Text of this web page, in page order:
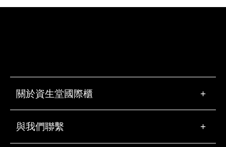
關於資生堂國際櫃 +
與我們聯繫 +